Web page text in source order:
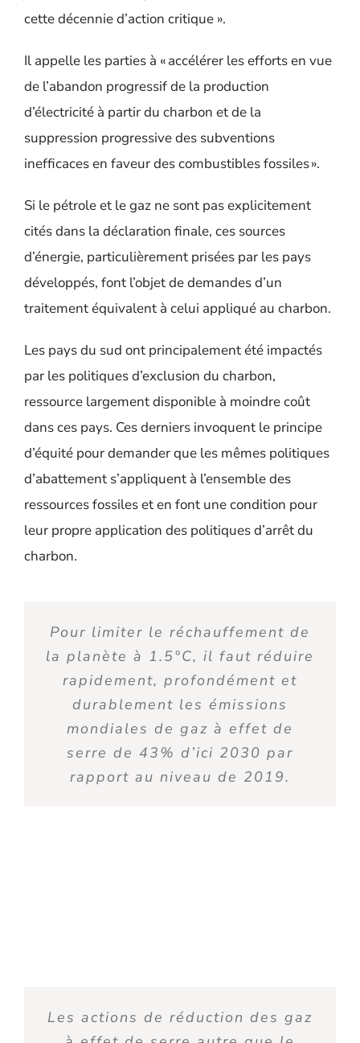
cette décennie d’action critique ».
Il appelle les parties à « accélérer les efforts en vue
de l’abandon progressif de la production
d’électricité à partir du charbon et de la
suppression progressive des subventions
inefficaces en faveur des combustibles fossiles ».
Si le pétrole et le gaz ne sont pas explicitement
cités dans la déclaration finale, ces sources
d’énergie, particulièrement prisées par les pays
développés, font l’objet de demandes d’un
traitement équivalent à celui appliqué au charbon.
Les pays du sud ont principalement été impactés
par les politiques d’exclusion du charbon,
ressource largement disponible à moindre coût
dans ces pays. Ces derniers invoquent le principe
d’équité pour demander que les mêmes politiques
d’abattement s’appliquent à l’ensemble des
ressources fossiles et en font une condition pour
leur propre application des politiques d’arrêt du
charbon.
Pour limiter le réchauffement de
la planète à 1.5°C, il faut réduire
rapidement, profondément et
durablement les émissions
mondiales de gaz à effet de
serre de 43% d’ici 2030 par
rapport au niveau de 2019.
Les actions de réduction des gaz